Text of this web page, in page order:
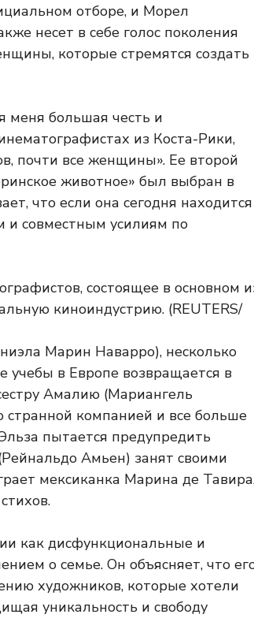
отборе, и Морел
несет в себе голос поколения
которые стремятся создать
меня большая честь и
из Коста-Рики,
почти все женщины». Ее второй
животное» был выбран в
что если она сегодня находится
и совместным усилиям по
Марин Наварро), несколько
в Европе возвращается в
Амалию (Мариангель
странной компанией и все больше
пытается предупредить
Амьен) занят своими
мексиканка Марина де
как дисфункциональные и
о семье. Он объясняет, что
художников, которые хотели
уникальность и свободу